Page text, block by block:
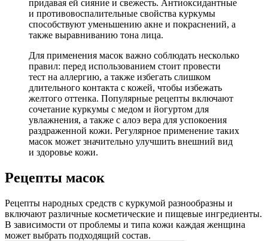
придавая ей сияние и свежесть. Антиоксидантные
и противовоспалительные свойства куркумы
способствуют уменьшению акне и покраснений, а
также выравниванию тона лица.
Для применения масок важно соблюдать несколько
правил: перед использованием стоит провести
тест на аллергию, а также избегать слишком
длительного контакта с кожей, чтобы избежать
желтого оттенка. Популярные рецепты включают
сочетание куркумы с медом и йогуртом для
увлажнения, а также с алоэ вера для успокоения
раздраженной кожи. Регулярное применение таких
масок может значительно улучшить внешний вид
и здоровье кожи.
Рецепты масок
Рецепты народных средств с куркумой разнообразны и
включают различные косметические и пищевые ингредиенты.
В зависимости от проблемы и типа кожи каждая женщина
может выбрать подходящий состав.